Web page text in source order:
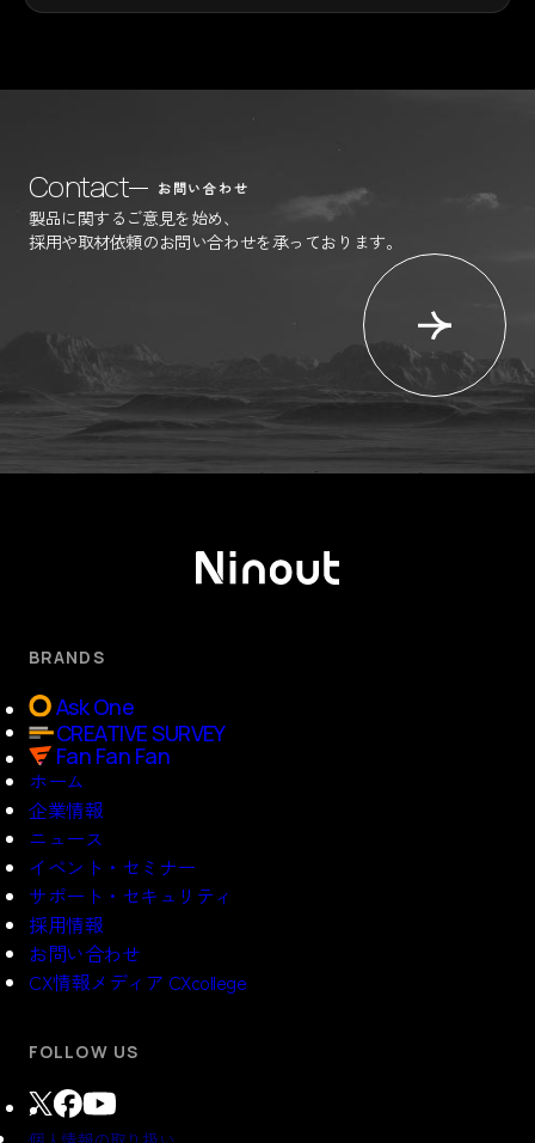
Contact お問い合わせ
製品に関するご意見を始め、
採用や取材依頼のお問い合わせを承っております。
BRANDS
Ask One
CREATIVE SURVEY
Fan Fan Fan
ホーム
企業情報
ニュース
イベント・セミナー
サポート・セキュリティ
採用情報
お問い合わせ
CX情報メディア CXcollege
FOLLOW US